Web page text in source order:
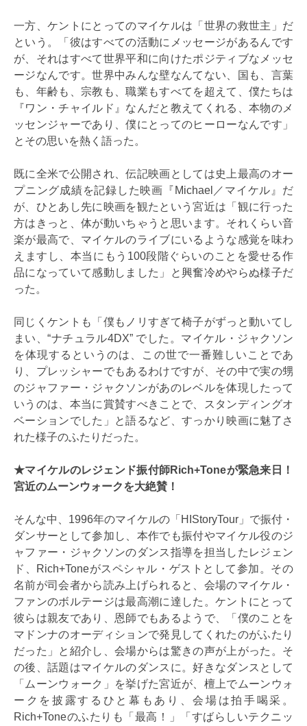
一方、ケントにとってのマイケルは「世界の救世主」だ
という。「彼はすべての活動にメッセージがあるんです
が、それはすべて世界平和に向けたポジティブなメッセ
ージなんです。世界中みんな壁なんてない、国も、言葉
も、年齢も、宗教も、職業もすべてを超えて、僕たちは
『ワン・チャイルド』なんだと教えてくれる、本物のメ
ッセンジャーであり、僕にとってのヒーローなんです」
とその思いを熱く語った。
既に全米で公開され、伝記映画としては史上最高のオー
プニング成績を記録した映画『Michael／マイケル』だ
が、ひとあし先に映画を観たという宮近は「観に行った
方はきっと、体が動いちゃうと思います。それくらい音
楽が最高で、マイケルのライブにいるような感覚を味わ
えますし、本当にもう100段階ぐらいのことを愛せる作
品になっていて感動しました」と興奮冷めやらぬ様子だ
った。
同じくケントも「僕もノリすぎて椅子がずっと動いてし
まい、“ナチュラル4DX” でした。マイケル・ジャクソン
を体現するというのは、この世で一番難しいことであ
り、プレッシャーでもあるわけですが、その中で実の甥
のジャファー・ジャクソンがあのレベルを体現したって
いうのは、本当に賞賛すべきことで、スタンディングオ
ベーションでした」と語るなど、すっかり映画に魅了さ
れた様子のふたりだった。
★マイケルのレジェンド振付師Rich+Toneが緊急来日！
宮近のムーンウォークを大絶賛！
そんな中、1996年のマイケルの「HIStoryTour」で振付・
ダンサーとして参加し、本作でも振付やマイケル役のジ
ャファー・ジャクソンのダンス指導を担当したレジェン
ド、Rich+Toneがスペシャル・ゲストとして参加。その
名前が司会者から読み上げられると、会場のマイケル・
ファンのボルテージは最高潮に達した。ケントにとって
彼らは親友であり、恩師でもあるようで、「僕のことを
マドンナのオーディションで発見してくれたのがふたり
だった」と紹介し、会場からは驚きの声が上がった。そ
の後、話題はマイケルのダンスに。好きなダンスとして
「ムーンウォーク」を挙げた宮近が、檀上でムーンウォ
ークを披露するひと幕もあり、会場は拍手喝采。
Rich+Toneのふたりも「最高！」「すばらしいテクニッ